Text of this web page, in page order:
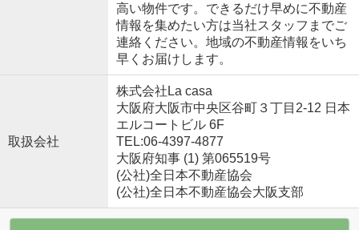
高い物件です。できるだけ早めに不動産
情報を集めたい方は当社スタッフまでご
連絡ください。地域の不動産情報をいち
早くお届けします。
取扱会社
株式会社La casa
大阪府大阪市中央区谷町３丁目2-12 日本
エルコートビル 6F
TEL:06-4397-4877
大阪府知事 (1) 第065519号
(公社)全日本不動産協会
(公社)全日本不動産協会大阪支部